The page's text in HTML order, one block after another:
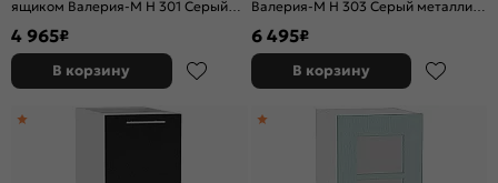
ящиком Валерия-М Н 301 Серый
4 965₽
В корзину
Валерия-М Н 303 Серый металлик
6 495₽
В корзину